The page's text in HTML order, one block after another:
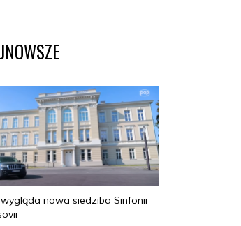
nowa siedziba Sinfonii